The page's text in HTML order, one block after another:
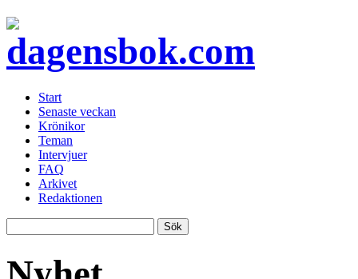
Start
Senaste veckan
Krönikor
Teman
Intervjuer
FAQ
Arkivet
Redaktionen